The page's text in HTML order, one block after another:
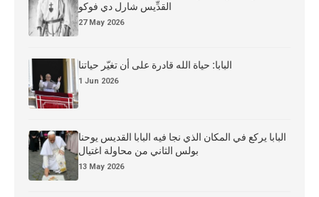
القدِّيس شارل دي فوكو
27 May 2026
البابا: حياة الله قادرة على أن تغيّر حياتنا
1 Jun 2026
البابا يركع في المكان الذي نجا فيه البابا القديس يوحنا
بولس الثاني من محاولة اغتيال
13 May 2026